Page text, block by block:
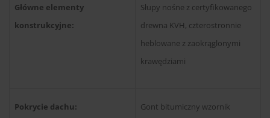
Główne elementy
konstrukcyjne:
Słupy nośne z certyfikowanego
drewna KVH, czterostronnie
heblowane z zaokrąglonymi
krawędziami
Pokrycie dachu:
Gont bitumiczny wzornik